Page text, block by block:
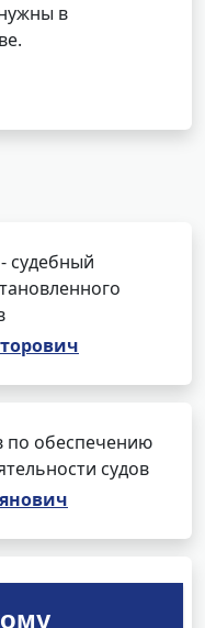
в
судебный
по обеспечению
судов